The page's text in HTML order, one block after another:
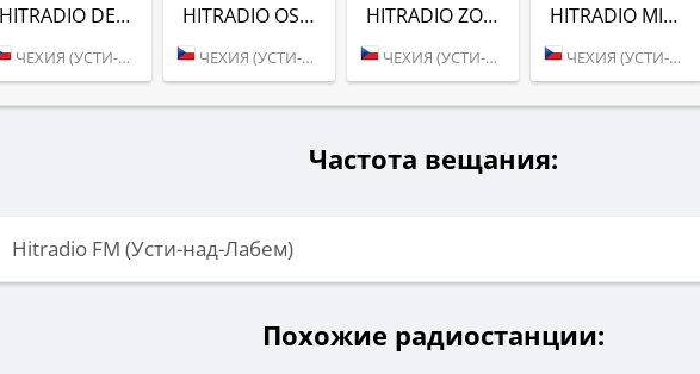
HITRADIO DEVADESATKA
ЧЕХИЯ (УСТИ-НАД-ЛАБЕМ)
HITRADIO OSMDESATKA
ЧЕХИЯ (УСТИ-НАД-ЛАБЕМ)
HITRADIO ZONA LASKY
ЧЕХИЯ (УСТИ-НАД-ЛАБЕМ)
HITRADIO MILENIUM
ЧЕХИЯ (УСТИ-НАД-ЛАБЕМ)
Частота вещания:
Hitradio FM (Усти-над-Лабем)
Похожие радиостанции: